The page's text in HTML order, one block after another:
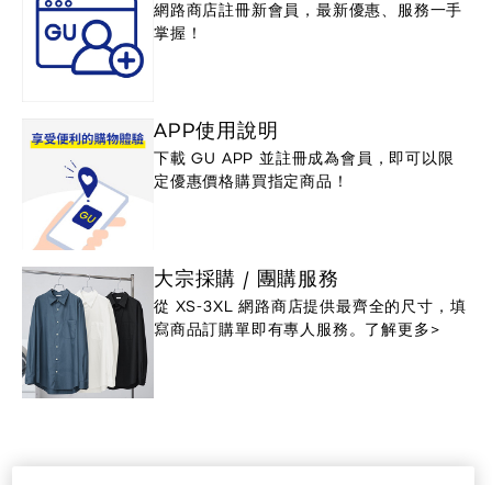
網路商店註冊新會員，最新優惠、服務一手
掌握！
APP使用說明
下載 GU APP 並註冊成為會員，即可以限
定優惠價格購買指定商品！
大宗採購 / 團購服務
從 XS-3XL 網路商店提供最齊全的尺寸，填
寫商品訂購單即有專人服務。了解更多>